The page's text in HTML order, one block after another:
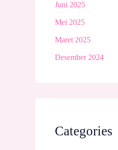
Juni 2025
Mei 2025
Maret 2025
Desember 2024
Categories